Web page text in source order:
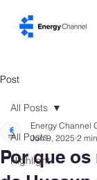
Post
All Posts
Highlight
All Posts
Por que
Energy Channel
Jun 9, 2025 2